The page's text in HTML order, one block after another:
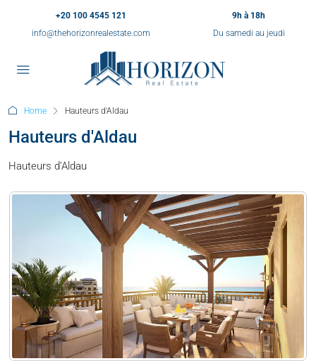
+20 100 4545 121
info@thehorizonrealestate.com
9h à 18h
Du samedi au jeudi
Home Hauteurs d'Aldau
Hauteurs d'Aldau
Hauteurs d’Aldau